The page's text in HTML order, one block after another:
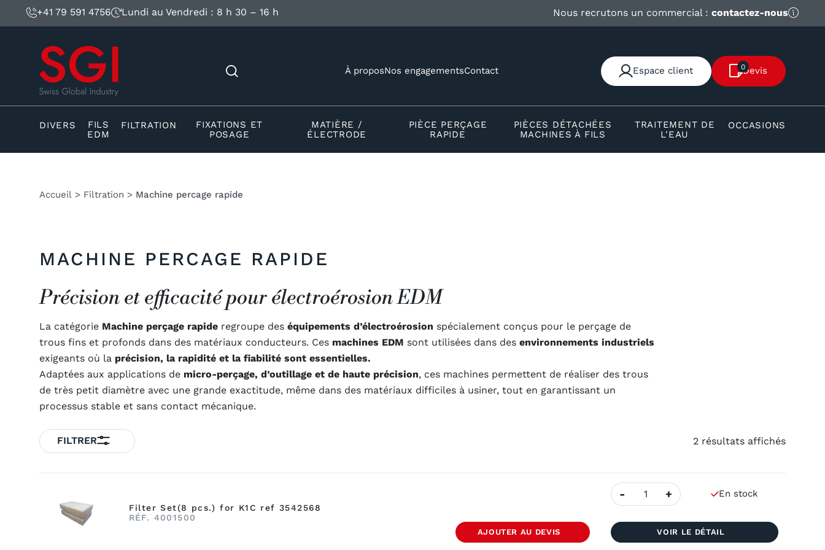
+41 79 591 4756 Lundi au Vendredi : 8 h 30 – 16 h Nous recrutons un commercial :contactez-nous
À proposNos engagementsContact Espace client 0Devis
DIVERS
FILS
EDM
FILTRATION
FIXATIONS ET
POSAGE
MATIÈRE /
ÉLECTRODE
PIÈCE PERÇAGE
RAPIDE
PIÈCES DÉTACHÉES
MACHINES À FILS
TRAITEMENT DE
L'EAU
OCCASIONS
Accueil > Filtration > Machine percage rapide
MACHINE PERCAGE RAPIDE
Précision et efficacité pour électroérosion EDM
La catégorie Machine perçage rapide regroupe des équipements d’électroérosion spécialement conçus pour le perçage de
trous fins et profonds dans des matériaux conducteurs. Ces machines EDM sont utilisées dans des environnements industriels
exigeants où la précision, la rapidité et la fiabilité sont essentielles.
Adaptées aux applications de micro-perçage, d’outillage et de haute précision, ces machines permettent de réaliser des trous
de très petit diamètre avec une grande exactitude, même dans des matériaux difficiles à usiner, tout en garantissant un
processus stable et sans contact mécanique.
FILTRER 2 résultats affichés
Filter Set(8 pcs.) for K1C ref 3542568
RÉF. 4001500
quantité
de
Filter
pcs.)
for
K1C
- + En stock
AJOUTER AU DEVIS VOIR LE DÉTAIL